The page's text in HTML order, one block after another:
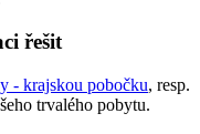
řešit
- krajskou pobočku, resp.
trvalého pobytu.